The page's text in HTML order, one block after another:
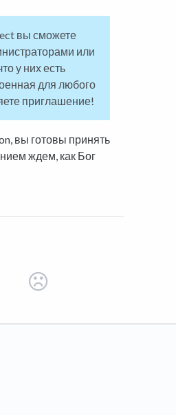
вы сможете
или
у них есть
для любого
приглашение!
вы готовы принять
ждем, как Бог
in a new tab)